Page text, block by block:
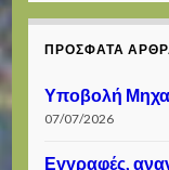
ΠΡΌΣΦΑΤΑ
Υποβολή
07/07/2026
Εγγραφές,